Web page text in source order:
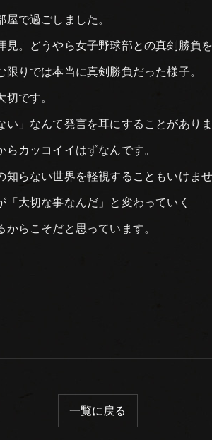
で過ごしました。
。どうやら女子野球部との真剣勝負を
りでは本当に真剣勝負だった様子。
です。
い」なんて発言を耳にすることがあり
カッコイイはずなんです。
らない世界を軽視することもいけませ
「大切な事なんだ」と変わっていく
らこそだと思っています。
一覧に戻る